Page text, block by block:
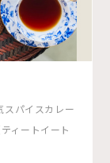
スパイスカレー
ィートイート